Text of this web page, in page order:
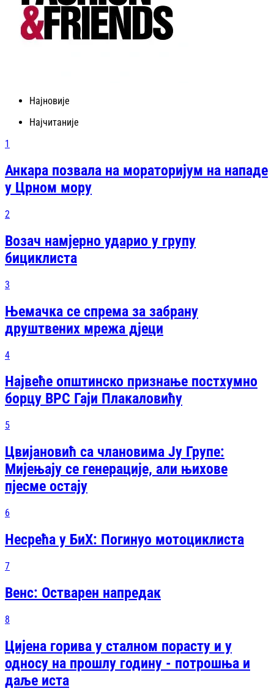
Најновије
Најчитаније
1
Анкара позвала на мораторијум на нападе
у Црном мору
2
Возач намјерно ударио у групу
бициклиста
3
Њемачка се спрема за забрану
друштвених мрежа дјеци
4
Највеће општинско признање постхумно
борцу ВРС Гаји Плакаловићу
5
Цвијановић са члановима Ју Групе:
Мијењају се генерације, али њихове
пјесме остају
6
Несрећа у БиХ: Погинуо мотоциклиста
7
Венс: Остварен напредак
8
Цијена горива у сталном порасту и у
односу на прошлу годину - потрошња и
даље иста